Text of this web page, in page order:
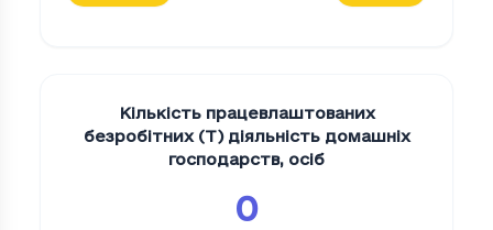
Кількість працевлаштованих
безробітних (T) діяльність домашніх
господарств, осіб
0